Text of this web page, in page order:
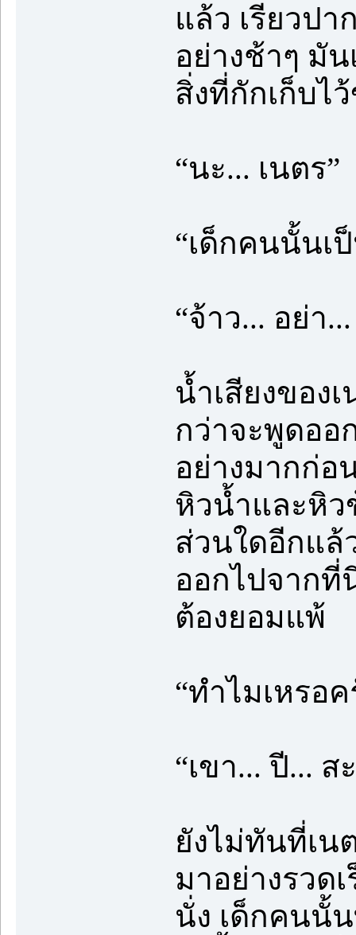
แล้ว เรียวป
อย่างช้าๆ มัน
สิ่งที่กักเก็บไ
“นะ... เนตร”
“เด็กคนนั้นเ
“จ้าว... อย่า
น้ำเสียงของ
กว่าจะพูดออ
อย่างมากก่อ
หิวน้ำและหิว
ส่วนใดอีกแล้
ออกไปจากที่
ต้องยอมแพ้
“ทำไมเหรอค
“เขา... ปี... ส
ยังไม่ทันที่เน
มาอย่างรวด
นั่ง เด็กคนนั้